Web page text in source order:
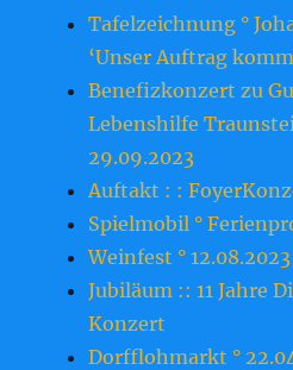
Tafelzeichnung °
‘Unser Auftrag
Benefizkonzert zu
Lebenshilfe
29.09.2023
Auftakt : :
Spielmobil °
Weinfest ° 12.08.2023
Jubiläum :: 11 Jahre
Konzert
Dorfflohmarkt °